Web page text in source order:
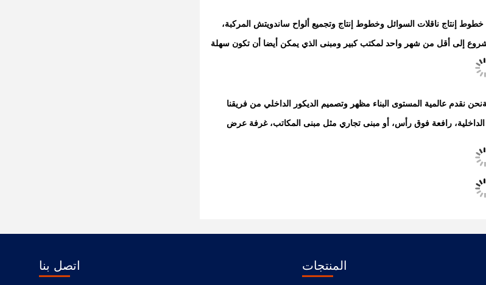
إنتاج ناقلات السوائل وخطوط إنتاج وتجميع ألواح ساندويتش المركبة،
المشروع إلى أقل من شهر واحد لمكتب كبير ومبنى الذي يمكن أيضا أن تكون سهلة
نقدم عالمية المستوى البناء مظهر وتصميم الديكور الداخلي من فريقنا
رافعة فوق رأس، أو مبنى تجاري مثل مبنى المكاتب، غرفة عرض
المنتجات اتصل بنا